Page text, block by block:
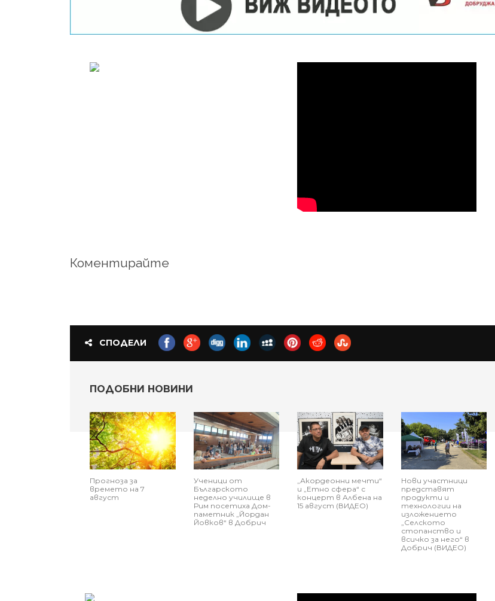
Коментирайте
СПОДЕЛИ
ПОДОБНИ НОВИНИ
Прогноза за
времето на 7
август
Ученици от
Българското
неделно училище в
Рим посетиха Дом-
паметник „Йордан
Йовков“ в Добрич
„Акордеонни мечти“
и „Етно сфера“ с
концерт в Албена на
15 август (ВИДЕО)
Нови участници
представят
продукти и
технологии на
изложението
„Селското
стопанство и
всичко за него“ в
Добрич (ВИДЕО)